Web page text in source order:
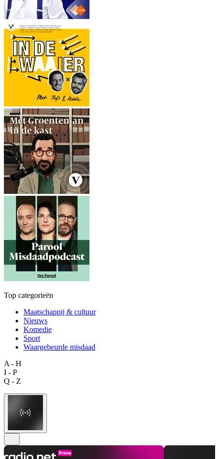
Top categorieën
Maatschappij & cultuur
Nieuws
Komedie
Sport
Waargebeurde misdaad
A - H
I - P
Q - Z